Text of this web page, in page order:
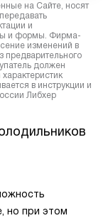
на Сайте, носят
и
и формы. Фирма-
изменений в
предварительного
должен
в инструкции и
Либхер
но при этом